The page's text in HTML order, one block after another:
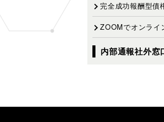
完全成功報酬型債
ZOOMでオンライ
内部通報社外窓